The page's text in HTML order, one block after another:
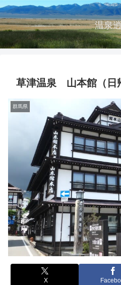
温泉
草津温泉 山本館（日
群馬県
X